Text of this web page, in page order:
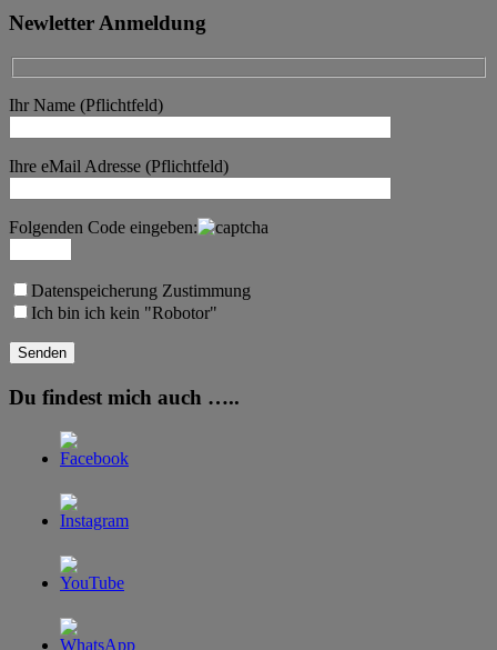
Newletter Anmeldung
Ihr Name (Pflichtfeld)
Ihre eMail Adresse (Pflichtfeld)
Folgenden Code eingeben:
Datenspeicherung Zustimmung
Ich bin ich kein "Robotor"
Du findest mich auch …..